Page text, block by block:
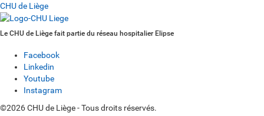
CHU de Liège
Le CHU de Liège fait partie du réseau hospitalier Elipse
Facebook
Linkedin
Youtube
Instagram
©2026 CHU de Liège - Tous droits réservés.